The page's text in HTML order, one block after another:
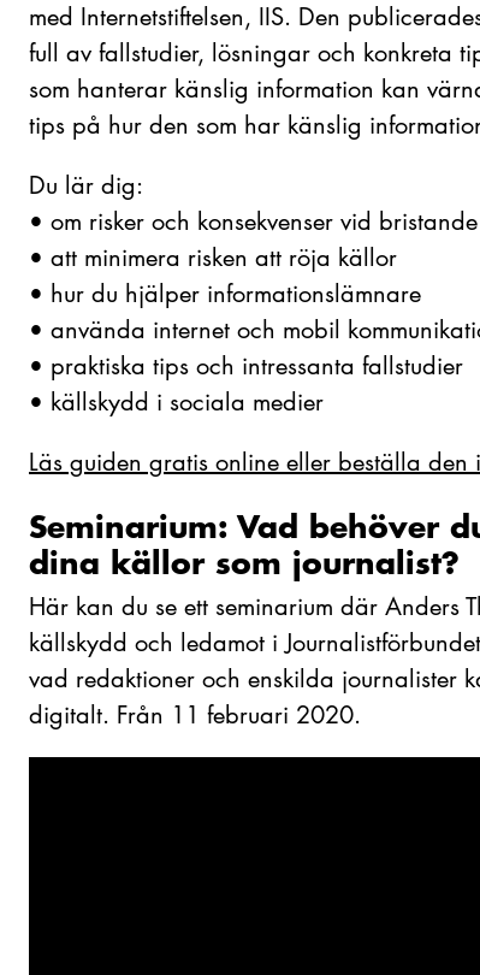
med Internetstiftelsen, IIS. Den
full av fallstudier, lösningar och konkreta
som hanterar känslig information kan
tips på hur den som har känslig
Du lär dig:
• om risker och konsekvenser vid
• att minimera risken att röja källor
• hur du hjälper informationslämnare
• använda internet och mobil
• praktiska tips och intressanta fallstudier
• källskydd i sociala medier
Läs guiden gratis online eller beställa den
Seminarium: Vad behöver
dina källor som journalist?
Här kan du se ett seminarium där Anders
källskydd och ledamot i
vad redaktioner och enskilda journalister
digitalt. Från 11 februari 2020.